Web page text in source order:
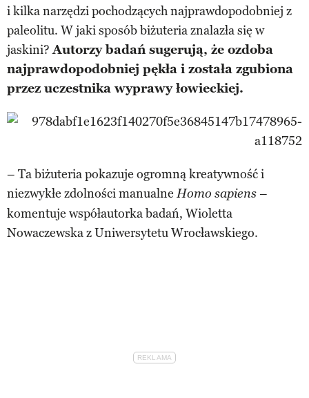
i kilka narzędzi pochodzących najprawdopodobniej z
paleolitu. W jaki sposób biżuteria znalazła się w
jaskini?Autorzy badań sugerują, że ozdoba
najprawdopodobniej pękła i została zgubiona
przez uczestnika wyprawy łowieckiej.
– Ta biżuteria pokazuje ogromną kreatywność i
niezwykłe zdolności manualne Homo sapiens–
komentuje współautorka badań, Wioletta
Nowaczewska z Uniwersytetu Wrocławskiego.